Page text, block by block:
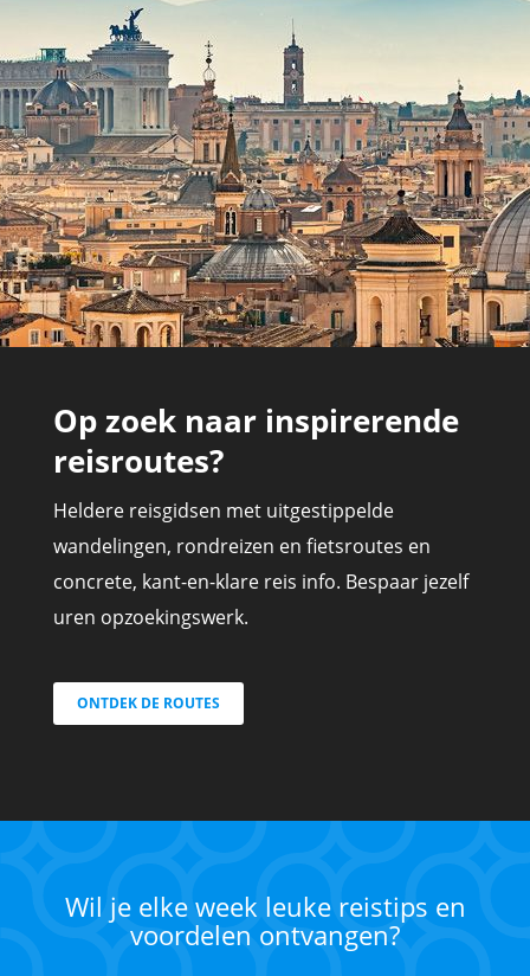
Op zoek naar inspirerende
reisroutes?
Heldere reisgidsen met uitgestippelde
wandelingen, rondreizen en fietsroutes en
concrete, kant-en-klare reis info. Bespaar jezelf
uren opzoekingswerk.
ONTDEK DE ROUTES
Wil je elke week leuke reistips en
voordelen ontvangen?